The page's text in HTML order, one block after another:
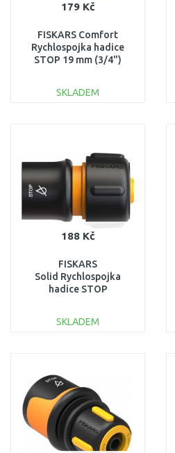
179 Kč
FISKARS Comfort
Rychlospojka hadice
STOP 19 mm (3/4")
SKLADEM
188 Kč
FISKARS
Solid Rychlospojka
hadice STOP
SKLADEM
Porovnat